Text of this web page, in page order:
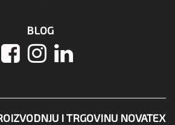
BLOG
I TRGOVINU NOVATEX